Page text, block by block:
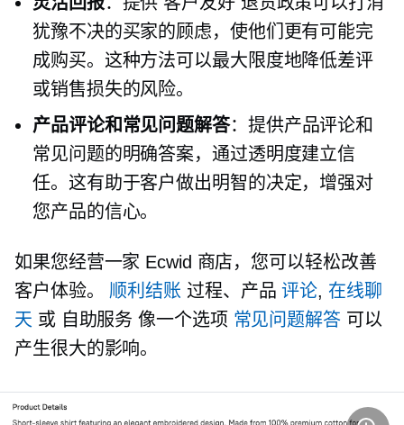
犹豫不决的买家的顾虑，使他们更有可能完
成购买。这种方法可以最大限度地降低差评
或销售损失的风险。
产品评论和常见问题解答：提供产品评论和
常见问题的明确答案，通过透明度建立信
任。这有助于客户做出明智的决定，增强对
您产品的信心。
如果您经营一家 Ecwid 商店，您可以轻松改善
客户体验。 顺利结账 过程、产品评论, 在线聊
天 或 自助服务 像一个选项 常见问题解答 可以
产生很大的影响。